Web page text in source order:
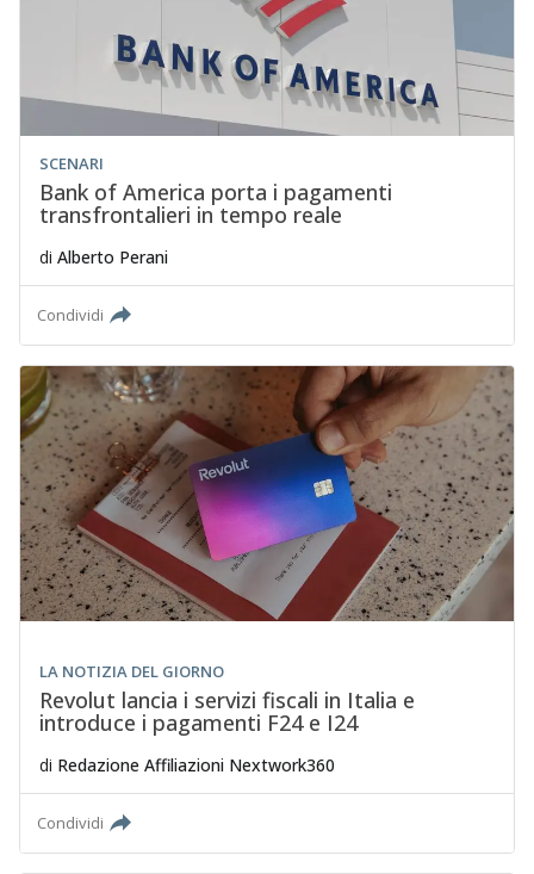
SCENARI
Bank of America porta i pagamenti
transfrontalieri in tempo reale
di Alberto Perani
Condividi
LA NOTIZIA DEL GIORNO
Revolut lancia i servizi fiscali in Italia e
introduce i pagamenti F24 e I24
di Redazione Affiliazioni Nextwork360
Condividi